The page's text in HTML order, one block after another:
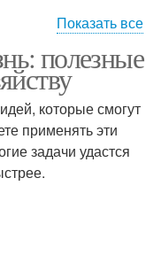
из курицы
Курица в духовке
Показать все
полезные
которые смогут
применять эти
задачи удастся